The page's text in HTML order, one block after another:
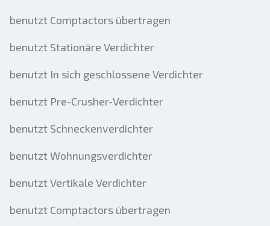
benutzt Comptactors übertragen
benutzt Stationäre Verdichter
benutzt In sich geschlossene Verdichter
benutzt Pre-Crusher-Verdichter
benutzt Schneckenverdichter
benutzt Wohnungsverdichter
benutzt Vertikale Verdichter
benutzt Comptactors übertragen